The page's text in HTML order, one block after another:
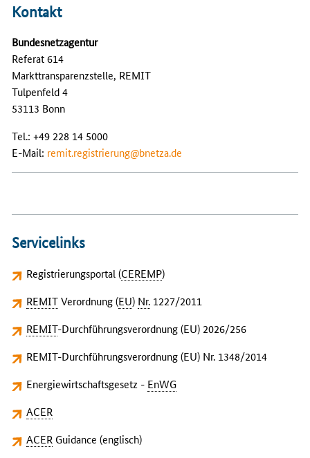
Kontakt
Bundesnetzagentur
Referat 614
Markttransparenzstelle, REMIT
Tulpenfeld 4
53113 Bonn
Tel.: +49 228 14 5000
E-Mail: remit.registrierung@bnetza.de
Servicelinks
Registrierungsportal (CEREMP)
REMITVerordnung (EU) Nr.1227/2011
REMIT-Durchführungsverordnung (EU) 2026/256
REMIT-Durchführungsverordnung (EU) Nr. 1348/2014
Energiewirtschaftsgesetz - EnWG
ACER
ACERGuidance (englisch)